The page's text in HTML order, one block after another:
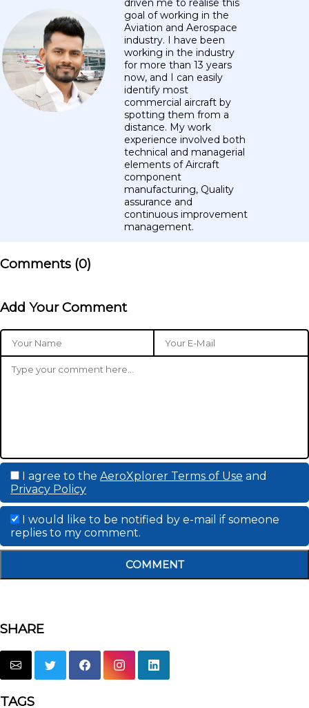
driven me to realise this
goal of working in the
Aviation and Aerospace
industry. I have been
working in the industry
for more than 13 years
now, and I can easily
identify most
commercial aircraft by
spotting them from a
distance. My work
experience involved both
technical and managerial
elements of Aircraft
component
manufacturing, Quality
assurance and
continuous improvement
management.
Comments (0)
Add Your Comment
I agree to the AeroXplorer Terms of Use and
Privacy Policy
I would like to be notified by e-mail if someone
replies to my comment.
COMMENT
SHARE
TAGS